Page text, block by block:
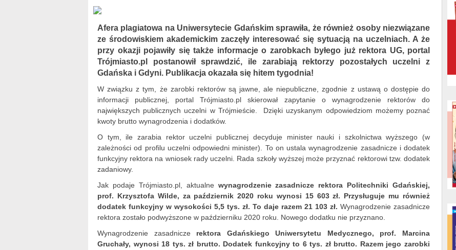
Afera plagiatowa na Uniwersytecie Gdańskim sprawiła, że również osoby niezwiązane
ze środowiskiem akademickim zaczęły interesować się sytuacją na uczelniach. A że
przy okazji pojawiły się także informacje o zarobkach byłego już rektora UG, portal
Trójmiasto.pl postanowił sprawdzić, ile zarabiają rektorzy pozostałych uczelni z
Gdańska i Gdyni. Publikacja okazała się hitem tygodnia!
W związku z tym, że zarobki rektorów są jawne, ale niepubliczne, zgodnie z ustawą o dostępie do
informacji publicznej, portal Trójmiasto.pl skierował zapytanie o wynagrodzenie rektorów do
największych publicznych uczelni w Trójmieście. Dzięki uzyskanym odpowiedziom możemy poznać
kwoty brutto wynagrodzenia i dodatków.
O tym, ile zarabia rektor uczelni publicznej decyduje minister nauki i szkolnictwa wyższego (w
zależności od profilu uczelni odpowiedni minister). To on ustala wynagrodzenie zasadnicze i dodatek
funkcyjny rektora na wniosek rady uczelni. Rada szkoły wyższej może przyznać rektorowi tzw. dodatek
zadaniowy.
Jak podaje Trójmiasto.pl, aktualne wynagrodzenie zasadnicze rektora Politechniki Gdańskiej,
prof. Krzysztofa Wilde, za październik 2020 roku wynosi 15 603 zł. Przysługuje mu również
dodatek funkcyjny w wysokości 5,5 tys. zł. To daje razem 21 103 zł. Wynagrodzenie zasadnicze
rektora zostało podwyższone w październiku 2020 roku. Nowego dodatku nie przyznano.
Wynagrodzenie zasadnicze rektora Gdańskiego Uniwersytetu Medycznego, prof. Marcina
Gruchały, wynosi 18 tys. zł brutto. Dodatek funkcyjny to 6 tys. zł brutto. Razem jego zarobki